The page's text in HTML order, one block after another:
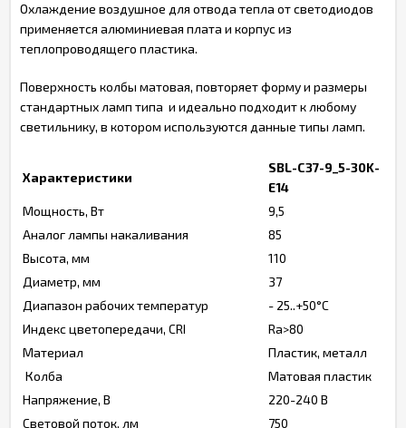
Охлаждение воздушное для отвода тепла от светодиодов
применяется алюминиевая плата и корпус из
теплопроводящего пластика.
Поверхность колбы матовая, повторяет форму и размеры
стандартных ламп типа и идеально подходит к любому
светильнику, в котором используются данные типы ламп.
Характеристики
SBL-C37-9_5-30K-
E14
Мощность, Вт
9,5
Аналог лампы накаливания
85
Высота, мм
110
Диаметр, мм
37
Диапазон рабочих температур
- 25..+50°C
Индекс цветопередачи, CRI
Ra>80
Материал
Пластик, металл
Колба
Матовая пластик
Напряжение, В
220-240 В
Световой поток, лм
750